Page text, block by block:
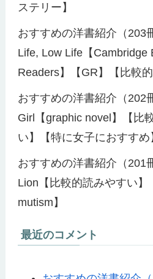
ステリー】
おすすめの洋書紹介（203
Life, Low Life【Cambridge
Readers】【GR】【比較的
おすすめの洋書紹介（202
Girl【graphic novel】【比
い】【特に女子におすすめ
おすすめの洋書紹介（201
Lion【比較的読みやすい】
mutism】
最近のコメント